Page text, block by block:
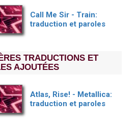
Call Me Sir - Train:
traduction et paroles
TRADUCTIONS ET
AJOUTÉES
Atlas, Rise! - Metallica:
traduction et paroles